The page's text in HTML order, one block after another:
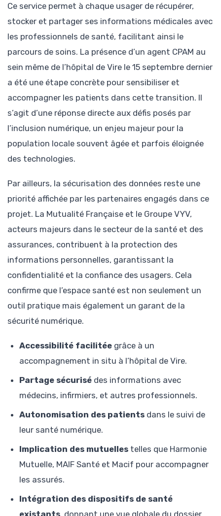
Ce service permet à chaque usager de récupérer,
stocker et partager ses informations médicales avec
les professionnels de santé, facilitant ainsi le
parcours de soins. La présence d’un agent CPAM au
sein même de l’hôpital de Vire le 15 septembre dernier
a été une étape concrète pour sensibiliser et
accompagner les patients dans cette transition. Il
s’agit d’une réponse directe aux défis posés par
l’inclusion numérique, un enjeu majeur pour la
population locale souvent âgée et parfois éloignée
des technologies.
Par ailleurs, la sécurisation des données reste une
priorité affichée par les partenaires engagés dans ce
projet. La Mutualité Française et le Groupe VYV,
acteurs majeurs dans le secteur de la santé et des
assurances, contribuent à la protection des
informations personnelles, garantissant la
confidentialité et la confiance des usagers. Cela
confirme que l’espace santé est non seulement un
outil pratique mais également un garant de la
sécurité numérique.
Accessibilité facilitée grâce à un
accompagnement in situ à l’hôpital de Vire.
Partage sécurisé des informations avec
médecins, infirmiers, et autres professionnels.
Autonomisation des patients dans le suivi de
leur santé numérique.
Implication des mutuelles telles que Harmonie
Mutuelle, MAIF Santé et Macif pour accompagner
les assurés.
Intégration des dispositifs de santé